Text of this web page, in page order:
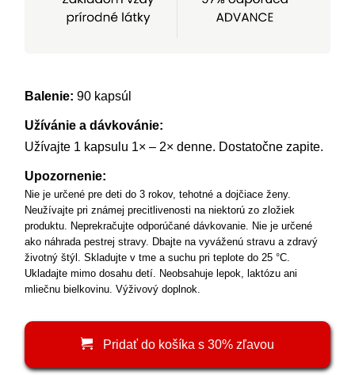
Balenie: 90 kapsúl
Užívánie a dávkovánie:
Užívajte 1 kapsulu 1× – 2× denne. Dostatočne zapite.
Upozornenie:
Nie je určené pre deti do 3 rokov, tehotné a dojčiace ženy.
Neužívajte pri známej precitlivenosti na niektorú zo zložiek
produktu. Neprekračujte odporúčané dávkovanie. Nie je určené
ako náhrada pestrej stravy. Dbajte na vyváženú stravu a zdravý
životný štýl. Skladujte v tme a suchu pri teplote do 25 °C.
Ukladajte mimo dosahu detí. Neobsahuje lepok, laktózu ani
mliečnu bielkovinu. Výživový doplnok.
Pridať do košíka s 30% zľavou